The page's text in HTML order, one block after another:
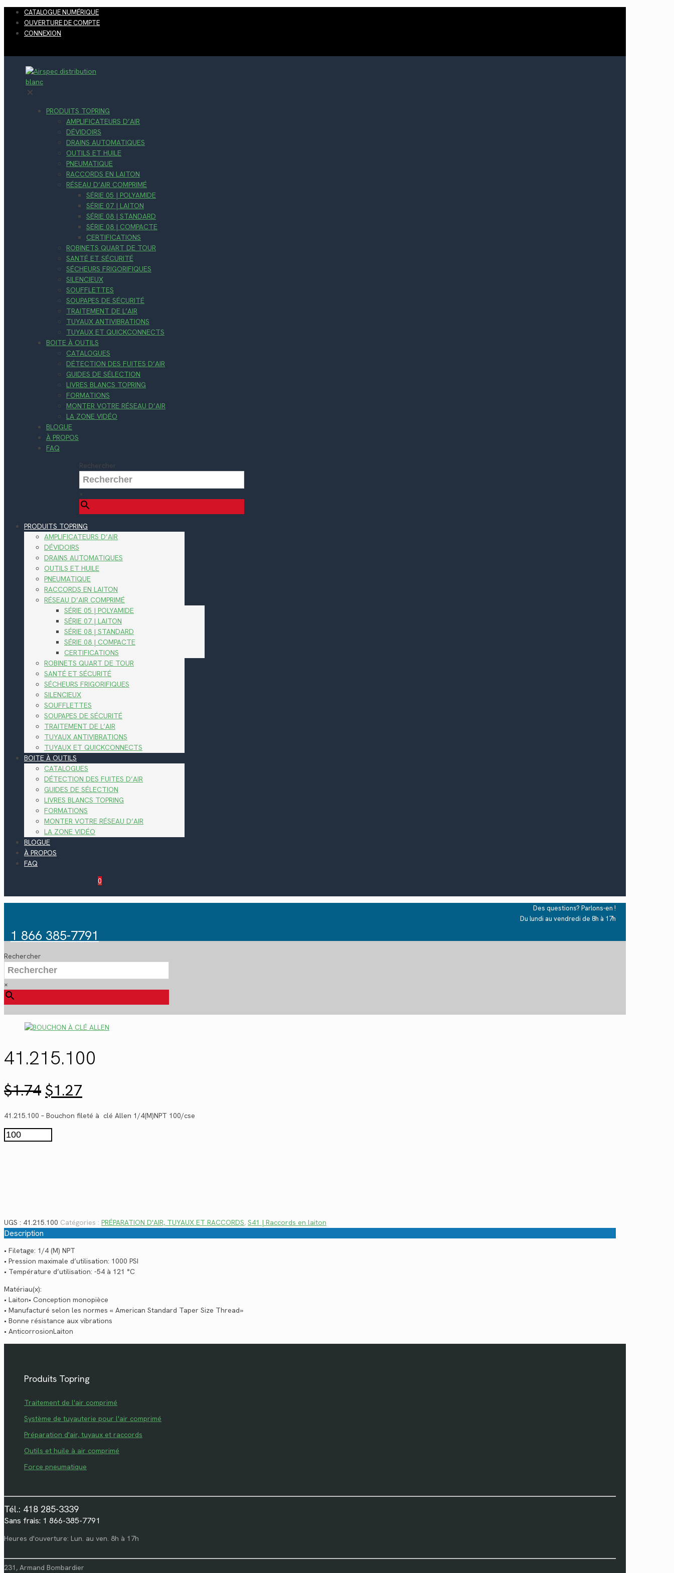
CATALOGUE NUMÉRIQUE
OUVERTURE DE COMPTE
CONNEXION
✕
PRODUITS TOPRING
AMPLIFICATEURS D’AIR
DÉVIDOIRS
DRAINS AUTOMATIQUES
OUTILS ET HUILE
PNEUMATIQUE
RACCORDS EN LAITON
RÉSEAU D’AIR COMPRIMÉ
SÉRIE 05 | POLYAMIDE
SÉRIE 07 | LAITON
SÉRIE 08 | STANDARD
SÉRIE 08 | COMPACTE
CERTIFICATIONS
ROBINETS QUART DE TOUR
SANTÉ ET SÉCURITÉ
SÉCHEURS FRIGORIFIQUES
SILENCIEUX
SOUFFLETTES
SOUPAPES DE SÉCURITÉ
TRAITEMENT DE L’AIR
TUYAUX ANTIVIBRATIONS
TUYAUX ET QUICKCONNECTS
BOITE À OUTILS
CATALOGUES
DÉTECTION DES FUITES D’AIR
GUIDES DE SÉLECTION
LIVRES BLANCS TOPRING
FORMATIONS
MONTER VOTRE RÉSEAU D’AIR
LA ZONE VIDÉO
BLOGUE
À PROPOS
FAQ
Rechercher
×
PRODUITS TOPRING
AMPLIFICATEURS D’AIR
DÉVIDOIRS
DRAINS AUTOMATIQUES
OUTILS ET HUILE
PNEUMATIQUE
RACCORDS EN LAITON
RÉSEAU D’AIR COMPRIMÉ
SÉRIE 05 | POLYAMIDE
SÉRIE 07 | LAITON
SÉRIE 08 | STANDARD
SÉRIE 08 | COMPACTE
CERTIFICATIONS
ROBINETS QUART DE TOUR
SANTÉ ET SÉCURITÉ
SÉCHEURS FRIGORIFIQUES
SILENCIEUX
SOUFFLETTES
SOUPAPES DE SÉCURITÉ
TRAITEMENT DE L’AIR
TUYAUX ANTIVIBRATIONS
TUYAUX ET QUICKCONNECTS
BOITE À OUTILS
CATALOGUES
DÉTECTION DES FUITES D’AIR
GUIDES DE SÉLECTION
LIVRES BLANCS TOPRING
FORMATIONS
MONTER VOTRE RÉSEAU D’AIR
LA ZONE VIDÉO
BLOGUE
À PROPOS
FAQ
0
Des questions? Parlons-en !
Du lundi au vendredi de 8h à 17h
1 866 385-7791
Rechercher
×
41.215.100
$1.74 Le
prix
initial
était :
$1.74.
$1.27
prix
actuel
est :
41.215.100 – Bouchon fileté à clé Allen 1/4(M)NPT 100/cse
quantité
de
UGS : 41.215.100 Catégories : PRÉPARATION D'AIR, TUYAUX ET RACCORDS, S41 | Raccords en laiton
Description
• Filetage: 1/4 (M) NPT
• Pression maximale d’utilisation: 1000 PSI
• Température d’utilisation: -54 à 121 °C
Matériau(x):
• Laiton• Conception monopièce
• Manufacturé selon les normes « American Standard Taper Size Thread»
• Bonne résistance aux vibrations
• AnticorrosionLaiton
Produits Topring
Traitement de l'air comprimé
Système de tuyauterie pour l'air comprimé
Préparation d'air, tuyaux et raccords
Outils et huile à air comprimé
Force pneumatique
Tél.: 418 285-3339
Sans frais: 1 866-385-7791
Heures d'ouverture: Lun. au ven. 8h à 17h
231, Armand Bombardier